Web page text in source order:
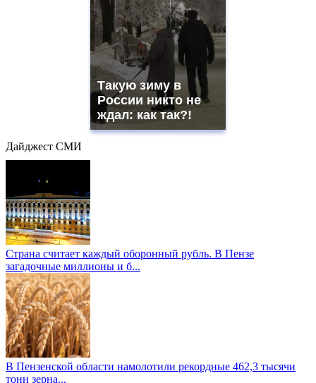
Такую зиму в
России никто не
ждал: как так?!
Дайджест СМИ
Страна считает каждый оборонный рубль. В Пензе
загадочные миллионы и б...
В Пензенской области намолотили рекордные 462,3 тысячи
тонн зерна...